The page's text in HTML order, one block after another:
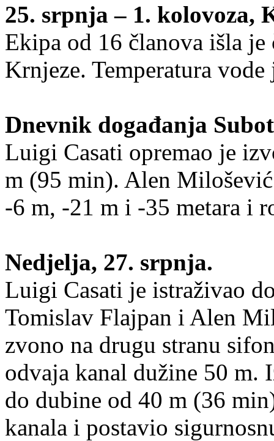
25. srpnja – 1. kolovoza,
Ekipa od 16 članova išla
Krnjeze. Temperatura
Dnevnik događanja
Luigi Casati opremao je
m (95 min). Alen
-6 m, -21 m i -35 metara i
Nedjelja, 27. srpnja.
Luigi Casati je istraživao
Tomislav Flajpan i Alen
zvono na drugu stranu
odvaja kanal dužine 50
do dubine od 40 m (36
kanala i postavio